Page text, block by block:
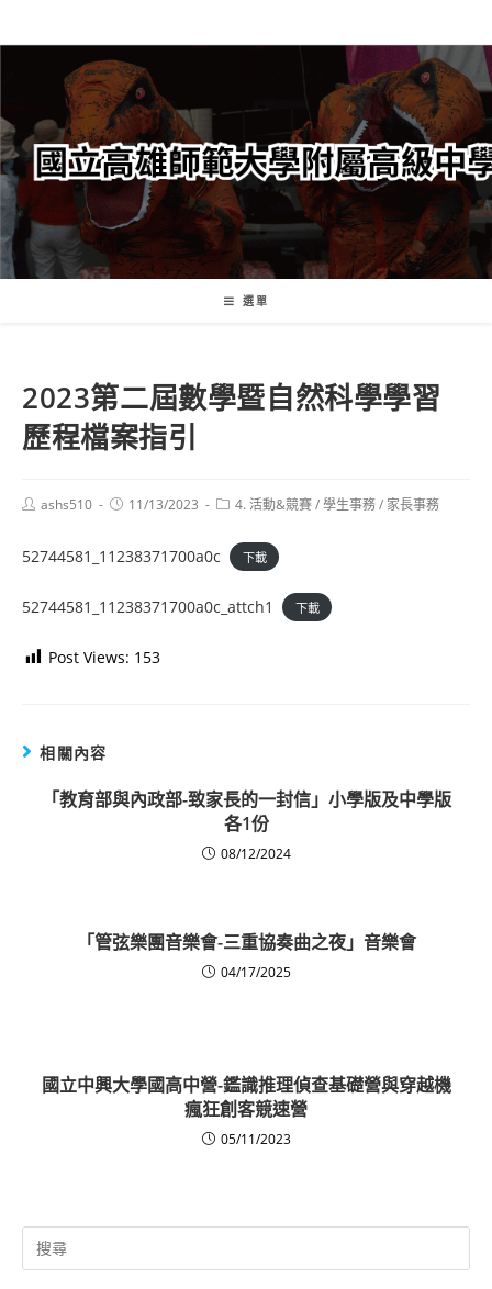
轉
要
內
容
選單
2023第二屆數學暨自然科學學習
歷程檔案指引
Postashs510
Post11/13/2023
Post4. 活動&競賽/學生事務/ 家長事務
52744581_11238371700a0c 下載
52744581_11238371700a0c_attch1 下載
Post Views: 153
相關內容
「教育部與內政部-致家長的一封信」小學版及中學版
各1份
08/12/2024
「管弦樂團音樂會-三重協奏曲之夜」音樂會
04/17/2025
國立中興大學國高中營-鑑識推理偵查基礎營與穿越機
瘋狂創客競速營
05/11/2023
Search
for: